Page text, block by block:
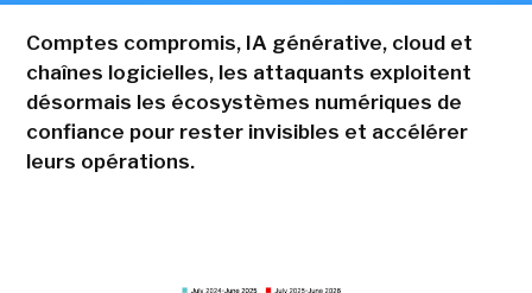
Comptes compromis, IA générative, cloud et
chaînes logicielles, les attaquants exploitent
désormais les écosystèmes numériques de
confiance pour rester invisibles et accélérer
leurs opérations.